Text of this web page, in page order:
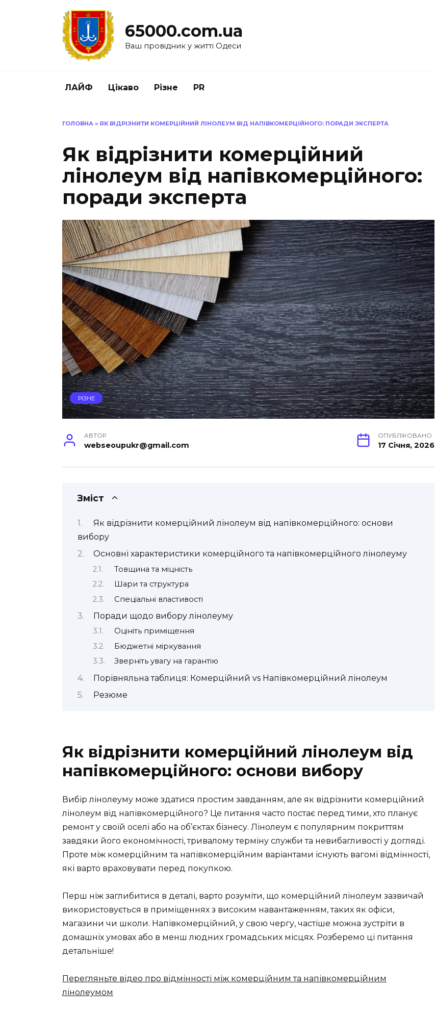
65000.com.ua
Ваш провідник у житті Одеси
ЛАЙФ Цікаво Різне PR
ГОЛОВНА » ЯК ВІДРІЗНИТИ КОМЕРЦІЙНИЙ ЛІНОЛЕУМ ВІД НАПІВКОМЕРЦІЙНОГО: ПОРАДИ ЭКСПЕРТА
Як відрізнити комерційний
лінолеум від напівкомерційного:
поради эксперта
РІЗНЕ
АВТОР
webseoupukr@gmail.com
ОПУБЛІКОВАНО
17 Січня, 2026
Зміст
Як відрізнити комерційний лінолеум від напівкомерційного: основи
вибору
Основні характеристики комерційного та напівкомерційного лінолеуму
Товщина та міцність
Шари та структура
Спеціальні властивості
Поради щодо вибору лінолеуму
Оцініть приміщення
Бюджетні міркування
Зверніть увагу на гарантію
Порівняльна таблиця: Комерційний vs Напівкомерційний лінолеум
Резюме
Як відрізнити комерційний лінолеум від
напівкомерційного: основи вибору
Вибір лінолеуму може здатися простим завданням, але як відрізнити комерційний
лінолеум від напівкомерційного? Це питання часто постає перед тими, хто планує
ремонт у своїй оселі або на об’єктах бізнесу. Лінолеум є популярним покриттям
завдяки його економічності, тривалому терміну служби та невибагливості у догляді.
Проте між комерційним та напівкомерційним варіантами існують вагомі відмінності,
які варто враховувати перед покупкою.
Перш ніж заглибитися в деталі, варто розуміти, що комерційний лінолеум зазвичай
використовується в приміщеннях з високим навантаженням, таких як офіси,
магазини чи школи. Напівкомерційний, у свою чергу, частіше можна зустріти в
домашніх умовах або в менш людних громадських місцях. Розберемо ці питання
детальніше!
Перегляньте відео про відмінності між комерційним та напівкомерційним
лінолеумом